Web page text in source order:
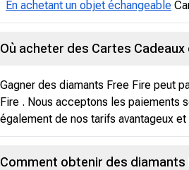
En achetant un objet échangeable
Où acheter des Cartes
Gagner des diamants Free Fire peut
Fire . Nous acceptons les paiements
également de nos tarifs avantageux
Comment obtenir des diamants